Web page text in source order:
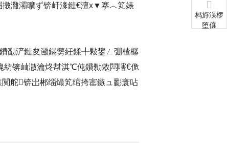
撴灉灞曠ず锛屽湪鏈€澶х▼搴︿笂婊
勫浐鏈夋灦鏋勶紝鍒╃敤鐢ㄥ弸楂樼
紡锛屾潵瀹炵幇淇℃伅鐨勬敹闆嗐€佹
舵锛岀郴缁熶笂绾挎寚鏃ュ彲寰呫
杩斿洖椤
堕儴